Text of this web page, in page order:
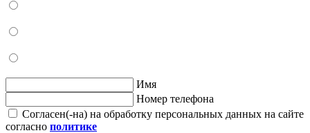
Имя
Номер телефона
Согласен(-на) на обработку персональных данных на сайте
согласно политике